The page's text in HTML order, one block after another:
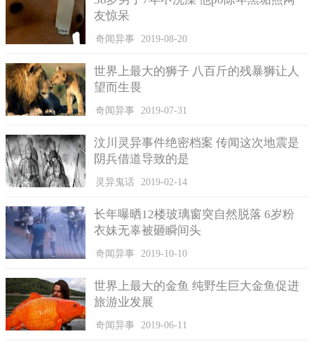
阿伯硬是钻过超小缝隙抢第一。
虽然画面逗笑不少人，但此行径可能已经触法，翘孤轮属危
险驾驶，得依《道路交通管理处罚条例》处6000元以上、2万4000
元以下罚鍰，另外停红灯超越停止线，则可处900元以上、1800元
以下罚鍰。
友惊呆
奇闻异事 2019-08-20
世界上最大的狮子 八百斤的残暴狮让人
望而生畏
奇闻异事 2019-07-31
汶川灵异事件绝密档案 传闻这次地震是
阴兵借道导致的是
灵异鬼话 2019-02-14
长年曝晒12楼玻璃窗突自然脱落 6岁粉
衣妹无辜被砸瞬间头
奇闻异事 2019-10-10
世界上最大的金鱼 纯野生巨大金鱼促进
旅游业发展
奇闻异事 2019-06-11